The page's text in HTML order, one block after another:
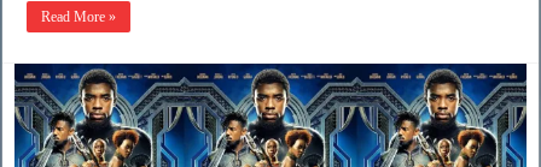
1080p
Black
Panther
(2018)
แบ
ล็ค
แพน
Read More »